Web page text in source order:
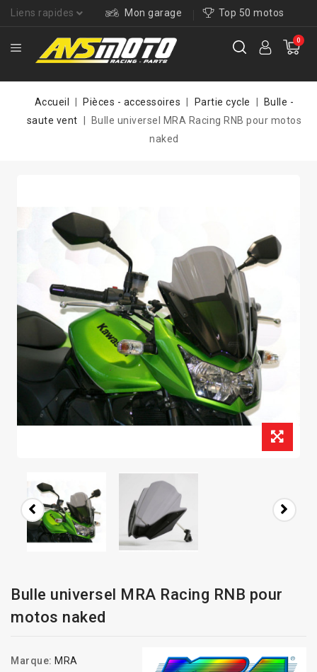
Liens rapides Mon garage Top 50 motos
0
Accueil Pièces - accessoires Partie cycle
Bulle -
saute vent
Bulle universel MRA Racing RNB pour motos
naked
Bulle universel MRA Racing RNB pour
motos naked
Marque: MRA